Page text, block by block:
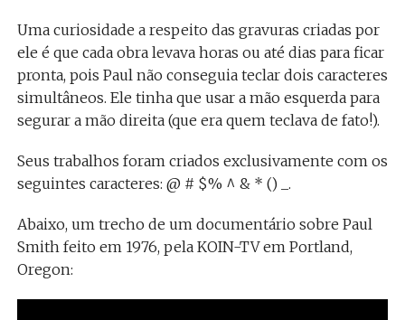
Uma curiosidade a respeito das gravuras criadas por
ele é que cada obra levava horas ou até dias para ficar
pronta, pois Paul não conseguia teclar dois caracteres
simultâneos. Ele tinha que usar a mão esquerda para
segurar a mão direita (que era quem teclava de fato!).
Seus trabalhos foram criados exclusivamente com os
seguintes caracteres: @ # $% ^ & * () _.
Abaixo, um trecho de um documentário sobre Paul
Smith feito em 1976, pela KOIN-TV em Portland,
Oregon: